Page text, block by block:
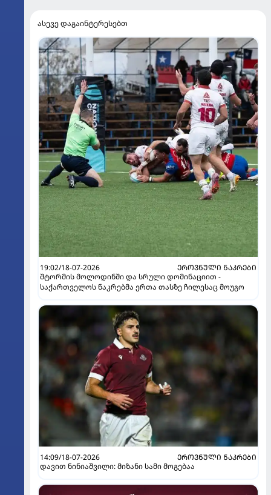
ასევე დაგაინტერესებთ
19:02/18-07-2026
ᲔᲠᲝᲕᲜᲣᲚᲘ ᲜᲐᲙᲠᲔᲑᲘ
შტორმის მოლოდინში და სრული დომინაციით -
საქართველოს ნაკრებმა ერთა თასზე ჩილესაც მოუგო
14:09/18-07-2026
ᲔᲠᲝᲕᲜᲣᲚᲘ ᲜᲐᲙᲠᲔᲑᲘ
დავით ნინიაშვილი: მიზანი სამი მოგებაა